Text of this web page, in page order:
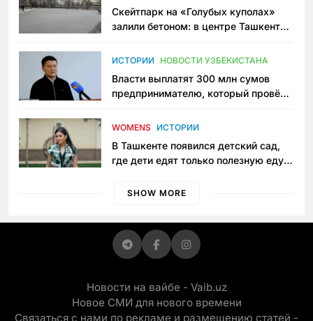
Скейтпарк на «Голубых куполах»
залили бетоном: в центре Ташкента
пространство
ИСТОРИИ НОВОСТИ УЗБЕКИСТАНА
Власти выплатят 300 млн сумов
предпринимателю, который провёл
приговору
WOMENS ИСТОРИИ
В Ташкенте появился детский сад,
где дети едят только полезную еду.
просить «кашу без сахара»
SHOW MORE
Новости на вайбе - Vaib.uz
Новое СМИ для нового времени
Связаться с нами по рекламе и размещению статей -